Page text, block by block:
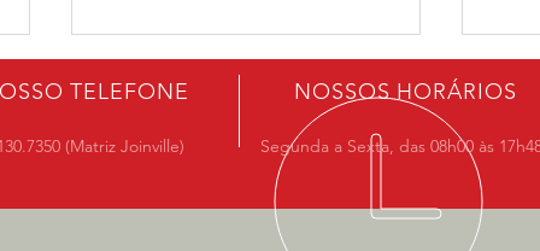
TELEFONE NOSSOS HORÁRIOS
(Matriz Joinville) Segunda a Sexta, das 08h00 às